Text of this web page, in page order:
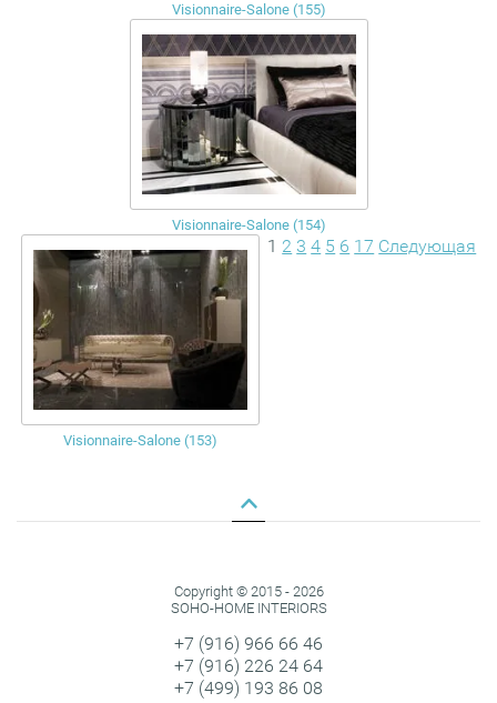
Visionnaire-Salone (155)
Visionnaire-Salone (154)
Visionnaire-Salone (153)
1 2 3 4 5 6 17 Следующая
Copyright © 2015 - 2026
SOHO-HOME INTERIORS
+7 (916) 966 66 46
+7 (916) 226 24 64
+7 (499) 193 86 08